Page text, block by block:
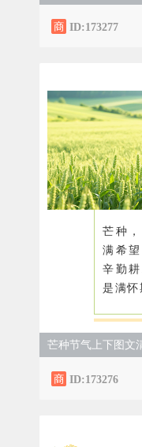
ID:173277
芒种
满希
辛勤
是满怀
芒种节气上下图文
ID:173276